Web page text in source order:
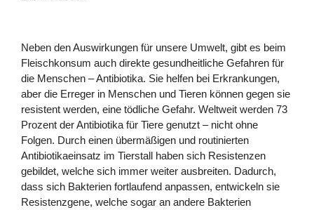
Neben den Auswirkungen für unsere Umwelt, gibt es beim
Fleischkonsum auch direkte gesundheitliche Gefahren für
die Menschen – Antibiotika. Sie helfen bei Erkrankungen,
aber die Erreger in Menschen und Tieren können gegen sie
resistent werden, eine tödliche Gefahr. Weltweit werden 73
Prozent der Antibiotika für Tiere genutzt – nicht ohne
Folgen. Durch einen übermäßigen und routinierten
Antibiotikaeinsatz im Tierstall haben sich Resistenzen
gebildet, welche sich immer weiter ausbreiten. Dadurch,
dass sich Bakterien fortlaufend anpassen, entwickeln sie
Resistenzgene, welche sogar an andere Bakterien